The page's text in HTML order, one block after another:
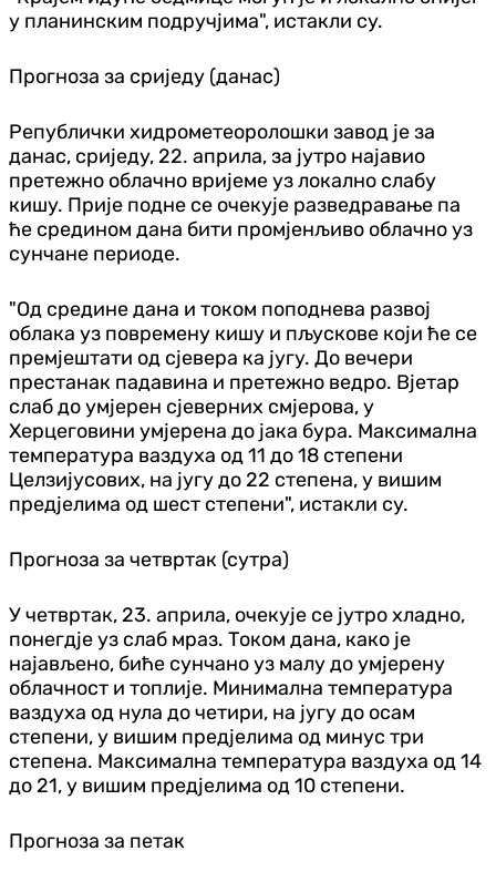
у планинским подручјима", истакли су.
Прогноза за сриједу (данас)
Републички хидрометеоролошки завод је за
данас, сриједу, 22. априла, за јутро најавио
претежно облачно вријеме уз локално слабу
кишу. Прије подне се очекује разведравање па
ће средином дана бити промјенљиво облачно уз
сунчане периоде.
"Од средине дана и током поподнева развој
облака уз повремену кишу и пљускове који ће се
премјештати од сјевера ка југу. До вечери
престанак падавина и претежно ведро. Вјетар
слаб до умјерен сјеверних смјерова, у
Херцеговини умјерена до јака бура. Максимална
температура ваздуха од 11 до 18 степени
Целзијусових, на југу до 22 степена, у вишим
пред‌јелима од шест степени", истакли су.
Прогноза за четвртак (сутра)
У четвртак, 23. априла, очекује се јутро хладно,
понегд‌је уз слаб мраз. Током дана, како је
најављено, биће сунчано уз малу до умјерену
облачност и топлије. Минимална температура
ваздуха од нула до четири, на југу до осам
степени, у вишим пред‌јелима од минус три
степена. Максимална температура ваздуха од 14
до 21, у вишим пред‌јелима од 10 степени.
Прогноза за петак